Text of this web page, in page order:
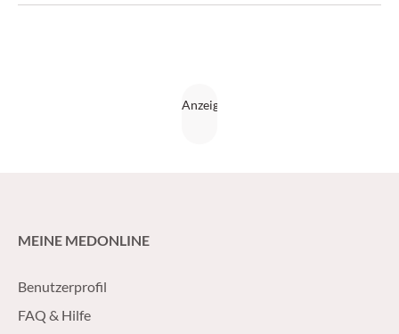
MEINE MEDONLINE
Benutzerprofil
FAQ & Hilfe